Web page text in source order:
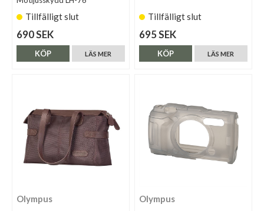
Tillfälligt slut
690 SEK
LÄS MER
KÖP
Tillfälligt slut
695 SEK
LÄS MER
KÖP
Olympus Olympus